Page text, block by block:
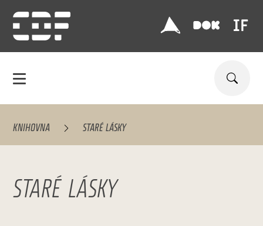
KNIHOVNA STARÉ LÁSKY
STARÉ LÁSKY